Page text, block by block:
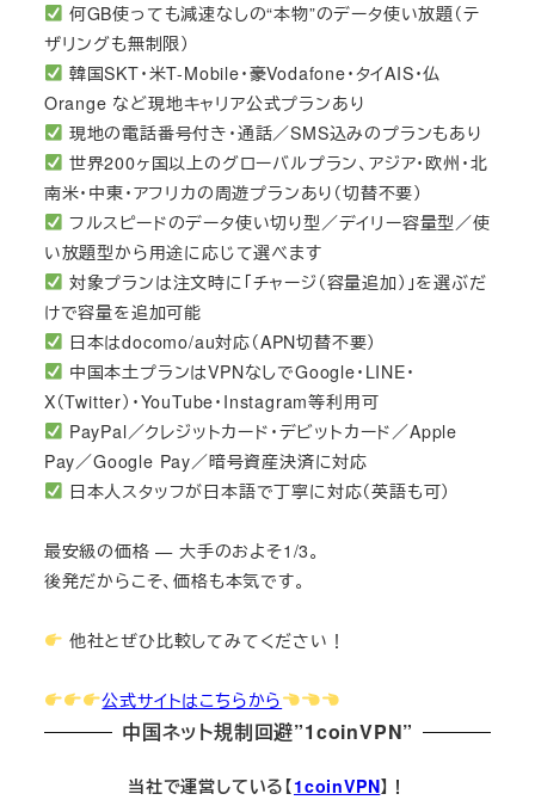
何GB使っても減速なしの“本物”のデータ使い放題（テ
ザリングも無制限）
韓国SKT・米T-Mobile・豪Vodafone・タイAIS・仏
Orange など現地キャリア公式プランあり
現地の電話番号付き・通話／SMS込みのプランもあり
世界200ヶ国以上のグローバルプラン、アジア・欧州・北
南米・中東・アフリカの周遊プランあり（切替不要）
フルスピードのデータ使い切り型／デイリー容量型／使
い放題型から用途に応じて選べます
対象プランは注文時に「チャージ（容量追加）」を選ぶだ
けで容量を追加可能
日本はdocomo/au対応（APN切替不要）
中国本土プランはVPNなしでGoogle・LINE・
X（Twitter）・YouTube・Instagram等利用可
PayPal／クレジットカード・デビットカード／Apple
Pay／Google Pay／暗号資産決済に対応
日本人スタッフが日本語で丁寧に対応（英語も可）
最安級の価格 — 大手のおよそ1/3。
後発だからこそ、価格も本気です。
他社とぜひ比較してみてください！
公式サイトはこちらから
中国ネット規制回避”1coinVPN”
当社で運営している【1coinVPN】！